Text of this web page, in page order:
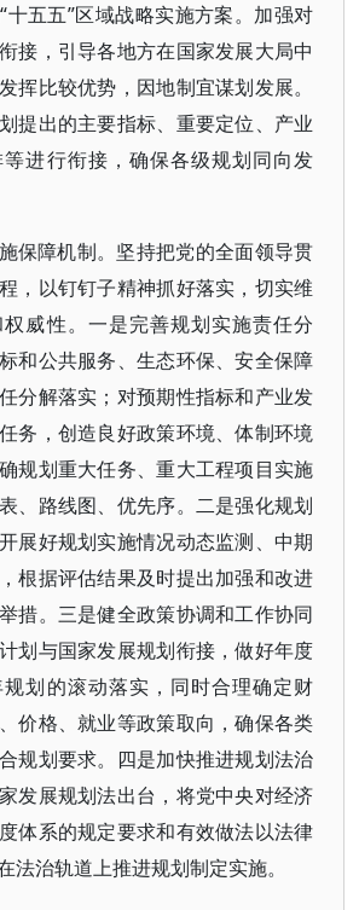
十五五”区域战略实施方案。加强对
接，引导各地方在国家发展大局中
挥比较优势，因地制宜谋划发展。
提出的主要指标、重要定位、产业
进行衔接，确保各级规划同向发
保障机制。坚持把党的全面领导贯
，以钉钉子精神抓好落实，切实维
威性。一是完善规划实施责任分
和公共服务、生态环保、安全保障
分解落实；对预期性指标和产业发
务，创造良好政策环境、体制环境
规划重大任务、重大工程项目实施
、路线图、优先序。二是强化规划
展好规划实施情况动态监测、中期
根据评估结果及时提出加强和改进
措。三是健全政策协调和工作协同
划与国家发展规划衔接，做好年度
划的滚动落实，同时合理确定财
价格、就业等政策取向，确保各类
规划要求。四是加快推进规划法治
发展规划法出台，将党中央对经济
体系的规定要求和有效做法以法律
法治轨道上推进规划制定实施。